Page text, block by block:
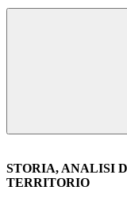
STORIA, ANALISI
TERRITORIO